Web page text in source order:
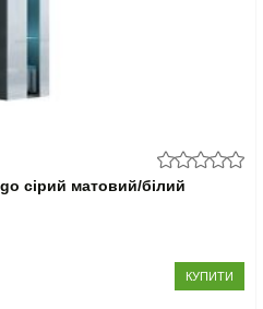
сірий матовий/білий
КУПИТИ